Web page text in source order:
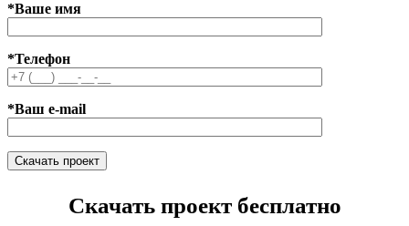
*Ваше имя
*Телефон
*Ваш e-mail
Скачать проект бесплатно